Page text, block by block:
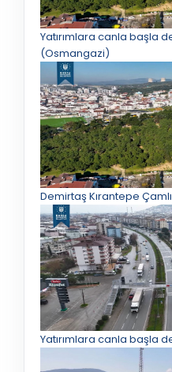
Yatırımlara canla başla
(Osmangazi)
Demirtaş Kırantepe
Yatırımlara canla başla